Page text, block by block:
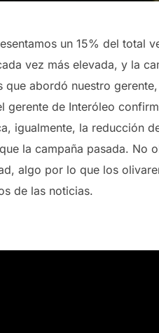
un 15% del total
vez más elevada, y la
abordó nuestro
gerente de Interóleo
igualmente, la reducción
la campaña pasada. No
algo por lo que los
de las noticias.